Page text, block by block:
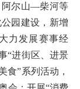
阿尔山—柴河等
园建设，新增
力发展赛事经
“进街区、进景
食”系列活动，